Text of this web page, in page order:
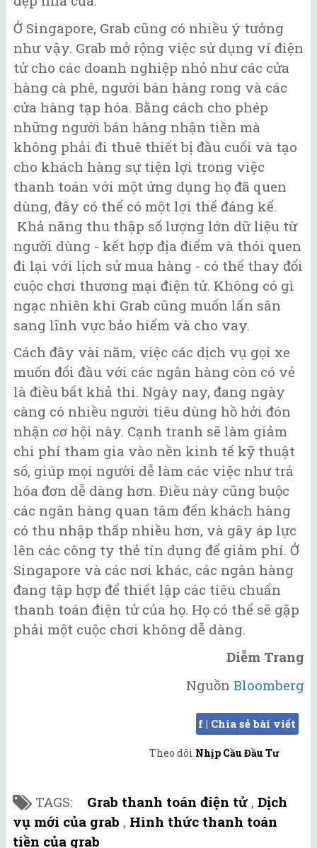
Ở Singapore, Grab cũng có nhiều ý tưởng
như vậy. Grab mở rộng việc sử dụng ví điện
tử cho các doanh nghiệp nhỏ như các cửa
hàng cà phê, người bán hàng rong và các
cửa hàng tạp hóa. Bằng cách cho phép
những người bán hàng nhận tiền mà
không phải đi thuê thiết bị đầu cuối và tạo
cho khách hàng sự tiện lợi trong việc
thanh toán với một ứng dụng họ đã quen
dùng, đây có thể có một lợi thế đáng kể.
Khả năng thu thập số lượng lớn dữ liệu từ
người dùng - kết hợp địa điểm và thói quen
đi lại với lịch sử mua hàng - có thể thay đổi
cuộc chơi thương mại điện tử. Không có gì
ngạc nhiên khi Grab cũng muốn lấn sân
sang lĩnh vực bảo hiểm và cho vay.
Cách đây vài năm, việc các dịch vụ gọi xe
muốn đối đầu với các ngân hàng còn có vẻ
là điều bất khả thi. Ngày nay, đang ngày
càng có nhiều người tiêu dùng hồ hởi đón
nhận cơ hội này. Cạnh tranh sẽ làm giảm
chi phí tham gia vào nền kinh tế kỹ thuật
số, giúp mọi người dễ làm các việc như trả
hóa đơn dễ dàng hơn. Điều này cũng buộc
các ngân hàng quan tâm đến khách hàng
có thu nhập thấp nhiều hơn, và gây áp lực
lên các công ty thẻ tín dụng để giảm phí. Ở
Singapore và các nơi khác, các ngân hàng
đang tập hợp để thiết lập các tiêu chuẩn
thanh toán điện tử của họ. Họ có thể sẽ gặp
phải một cuộc chơi không dễ dàng.
Diễm Trang
Nguồn Bloomberg
f | Chia sẻ bài viết
Theo dõi Nhịp Cầu Đầu Tư
TAGS: Grab thanh toán điện tử , Dịch
vụ mới của grab , Hình thức thanh toán
tiền của grab